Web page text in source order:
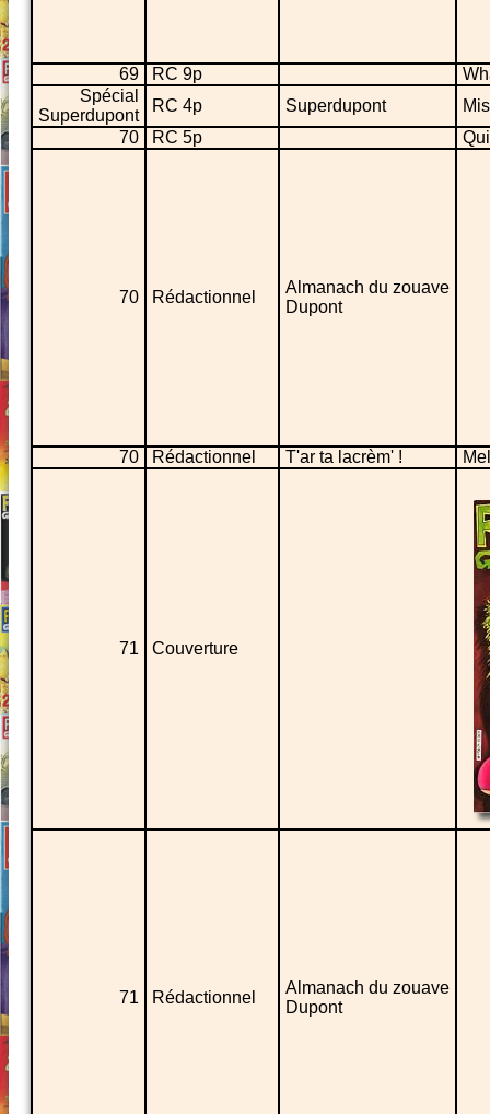
69 RC 9p
Spécial
Superdupont
RC 4p Superdupont
70
RC 5p
70 Rédactionnel
Almanach du zouave
Dupont
70 Rédactionnel T'ar ta lacrèm' !
71 Couverture
71 Rédactionnel
Almanach du zouave
Dupont